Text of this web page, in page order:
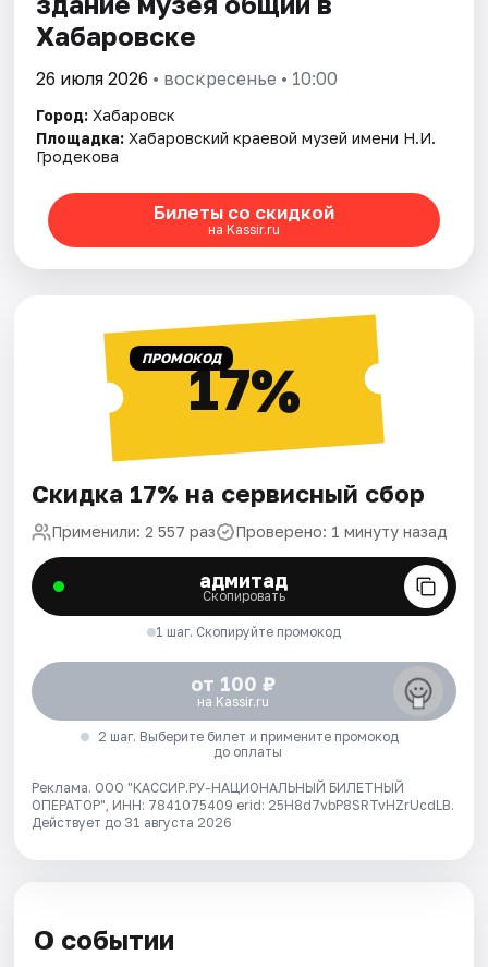
Хабаровске
26 июля 2026 • воскресенье • 10:00
Город: Хабаровск
Площадка: Хабаровский краевой музей имени Н.И.
Гродекова
Билеты со скидкой
на Kassir.ru
ПРОМОКОД17%
Скидка 17% на сервисный сбор
Применили: 2 557 раз Проверено: 1 минуту назад
адмитад
Скопировать
1 шаг. Скопируйте промокод
от 100 ₽
на Kassir.ru
2 шаг. Выберите билет и примените промокод
до оплаты
Реклама. ООО "КАССИР.РУ-НАЦИОНАЛЬНЫЙ БИЛЕТНЫЙ
ОПЕРАТОР", ИНН: 7841075409 erid: 25H8d7vbP8SRTvHZrUcdLB.
Действует до 31 августа 2026
О событии